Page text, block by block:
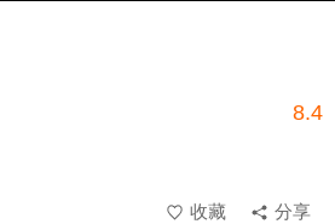
8.4
收藏
分享